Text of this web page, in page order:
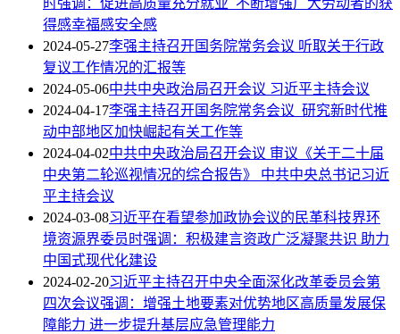
时强调：促进高质量充分就业 不断增强广大劳动者的获
得感幸福感安全感
2024-05-27李强主持召开国务院常务会议 听取关于行政
复议工作情况的汇报等
2024-05-06中共中央政治局召开会议 习近平主持会议
2024-04-17李强主持召开国务院常务会议 研究新时代推
动中部地区加快崛起有关工作等
2024-04-02中共中央政治局召开会议 审议《关于二十届
中央第二轮巡视情况的综合报告》 中共中央总书记习近
平主持会议
2024-03-08习近平在看望参加政协会议的民革科技界环
境资源界委员时强调：积极建言资政广泛凝聚共识 助力
中国式现代化建设
2024-02-20习近平主持召开中央全面深化改革委员会第
四次会议强调：增强土地要素对优势地区高质量发展保
障能力 进一步提升基层应急管理能力